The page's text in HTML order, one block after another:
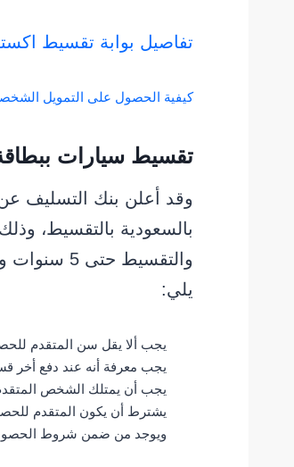
تفاصيل بوابة تقسيط
كيفية الحصول على التمويل
تقسيط سيارات
وقد أعلن بنك التسليف
والتقسيط حتى 5 سنوات ومن أهم شروط
يلي:
يجب ألا يقل سن المتقدم للحصول على قرض
يجب معرفة أنه عند دفع أخر
يجب أن يمتلك الشخص
يشترط أن يكون المتقدم
ويوجد من ضمن شروط الحصول